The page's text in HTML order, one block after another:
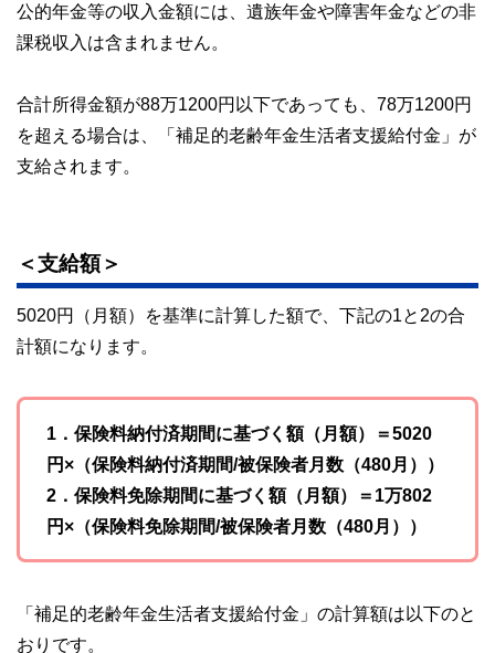
公的年金等の収入金額には、遺族年金や障害年金などの非
課税収入は含まれません。
合計所得金額が88万1200円以下であっても、78万1200円
を超える場合は、「補足的老齢年金生活者支援給付金」が
支給されます。
＜支給額＞
5020円（月額）を基準に計算した額で、下記の1と2の合
計額になります。
1．保険料納付済期間に基づく額（月額）＝5020
円×（保険料納付済期間/被保険者月数（480月））
2．保険料免除期間に基づく額（月額）＝1万802
円×（保険料免除期間/被保険者月数（480月））
「補足的老齢年金生活者支援給付金」の計算額は以下のと
おりです。